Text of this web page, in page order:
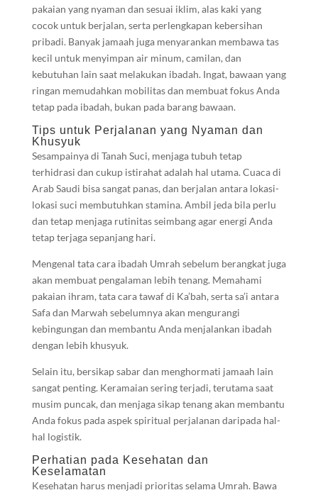
pakaian yang nyaman dan sesuai iklim, alas kaki yang
cocok untuk berjalan, serta perlengkapan kebersihan
pribadi. Banyak jamaah juga menyarankan membawa tas
kecil untuk menyimpan air minum, camilan, dan
kebutuhan lain saat melakukan ibadah. Ingat, bawaan yang
ringan memudahkan mobilitas dan membuat fokus Anda
tetap pada ibadah, bukan pada barang bawaan.
Tips untuk Perjalanan yang Nyaman dan
Khusyuk
Sesampainya di Tanah Suci, menjaga tubuh tetap
terhidrasi dan cukup istirahat adalah hal utama. Cuaca di
Arab Saudi bisa sangat panas, dan berjalan antara lokasi-
lokasi suci membutuhkan stamina. Ambil jeda bila perlu
dan tetap menjaga rutinitas seimbang agar energi Anda
tetap terjaga sepanjang hari.
Mengenal tata cara ibadah Umrah sebelum berangkat juga
akan membuat pengalaman lebih tenang. Memahami
pakaian ihram, tata cara tawaf di Ka’bah, serta sa’i antara
Safa dan Marwah sebelumnya akan mengurangi
kebingungan dan membantu Anda menjalankan ibadah
dengan lebih khusyuk.
Selain itu, bersikap sabar dan menghormati jamaah lain
sangat penting. Keramaian sering terjadi, terutama saat
musim puncak, dan menjaga sikap tenang akan membantu
Anda fokus pada aspek spiritual perjalanan daripada hal-
hal logistik.
Perhatian pada Kesehatan dan
Keselamatan
Kesehatan harus menjadi prioritas selama Umrah. Bawa